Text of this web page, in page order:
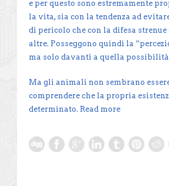
e per questo sono estremamente
la vita, sia con la tendenza ad
di pericolo che con la difesa
altre. Posseggono quindi la
ma solo davanti a quella
Ma gli animali non sembrano
comprendere che la propria
determinato. Read more